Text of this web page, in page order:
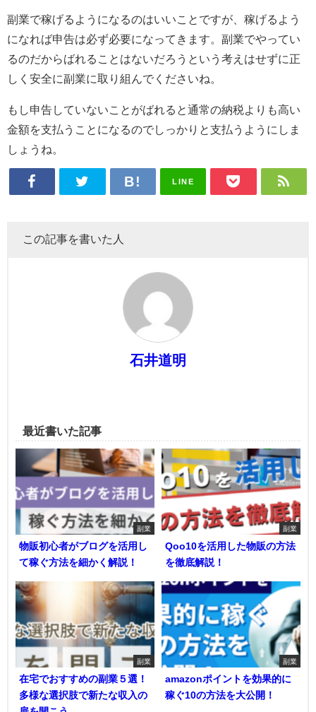
副業で稼げるようになるのはいいことですが、稼げるよう
になれば申告は必ず必要になってきます。 副業でやってい
るのだからばれることはないだろうという考えはせずに正
しく安全に副業に取り組んでくださいね。
もし申告していないことがばれると通常の納税よりも高い
金額を支払うことになるのでしっかりと支払うようにしま
しょうね。
LINE
この記事を書いた人
石井道明
最近書いた記事
副業
物販初心者がブログを活用し
て稼ぐ方法を細かく解説！
副業
Qoo10を活用した物販の方法
を徹底解説！
副業
在宅でおすすめの副業５選！
多様な選択肢で新たな収入の
副業
amazonポイントを効果的に
稼ぐ10の方法を大公開！